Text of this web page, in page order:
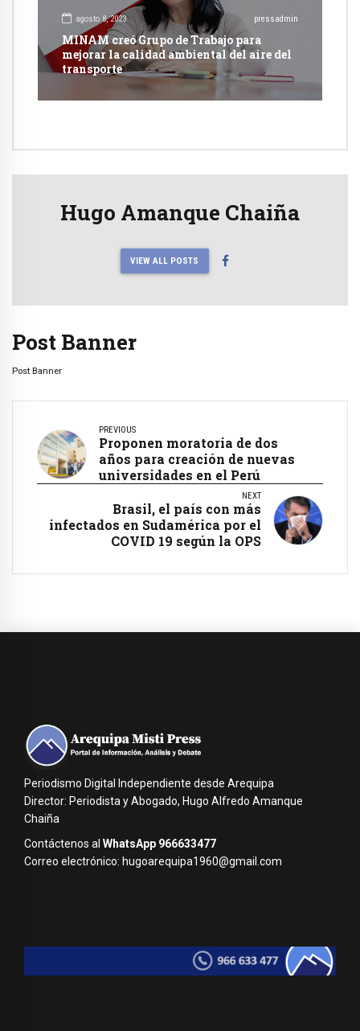
agosto 8, 2023 pressadmin
MINAM creó Grupo de Trabajo para
mejorar la calidad ambiental del aire del
transporte
Hugo Amanque Chaiña
VIEW ALL POSTS
Post Banner
Post Banner
PREVIOUS
Proponen moratoria de dos
años para creación de nuevas
universidades en el Perú
NEXT
Brasil, el país con más
infectados en Sudamérica por el
COVID 19 según la OPS
Periodismo Digital Independiente desde Arequipa
Director: Periodista y Abogado, Hugo Alfredo Amanque
Chaiña
Contáctenos al WhatsApp 966633477
Correo electrónico: hugoarequipa1960@gmail.com